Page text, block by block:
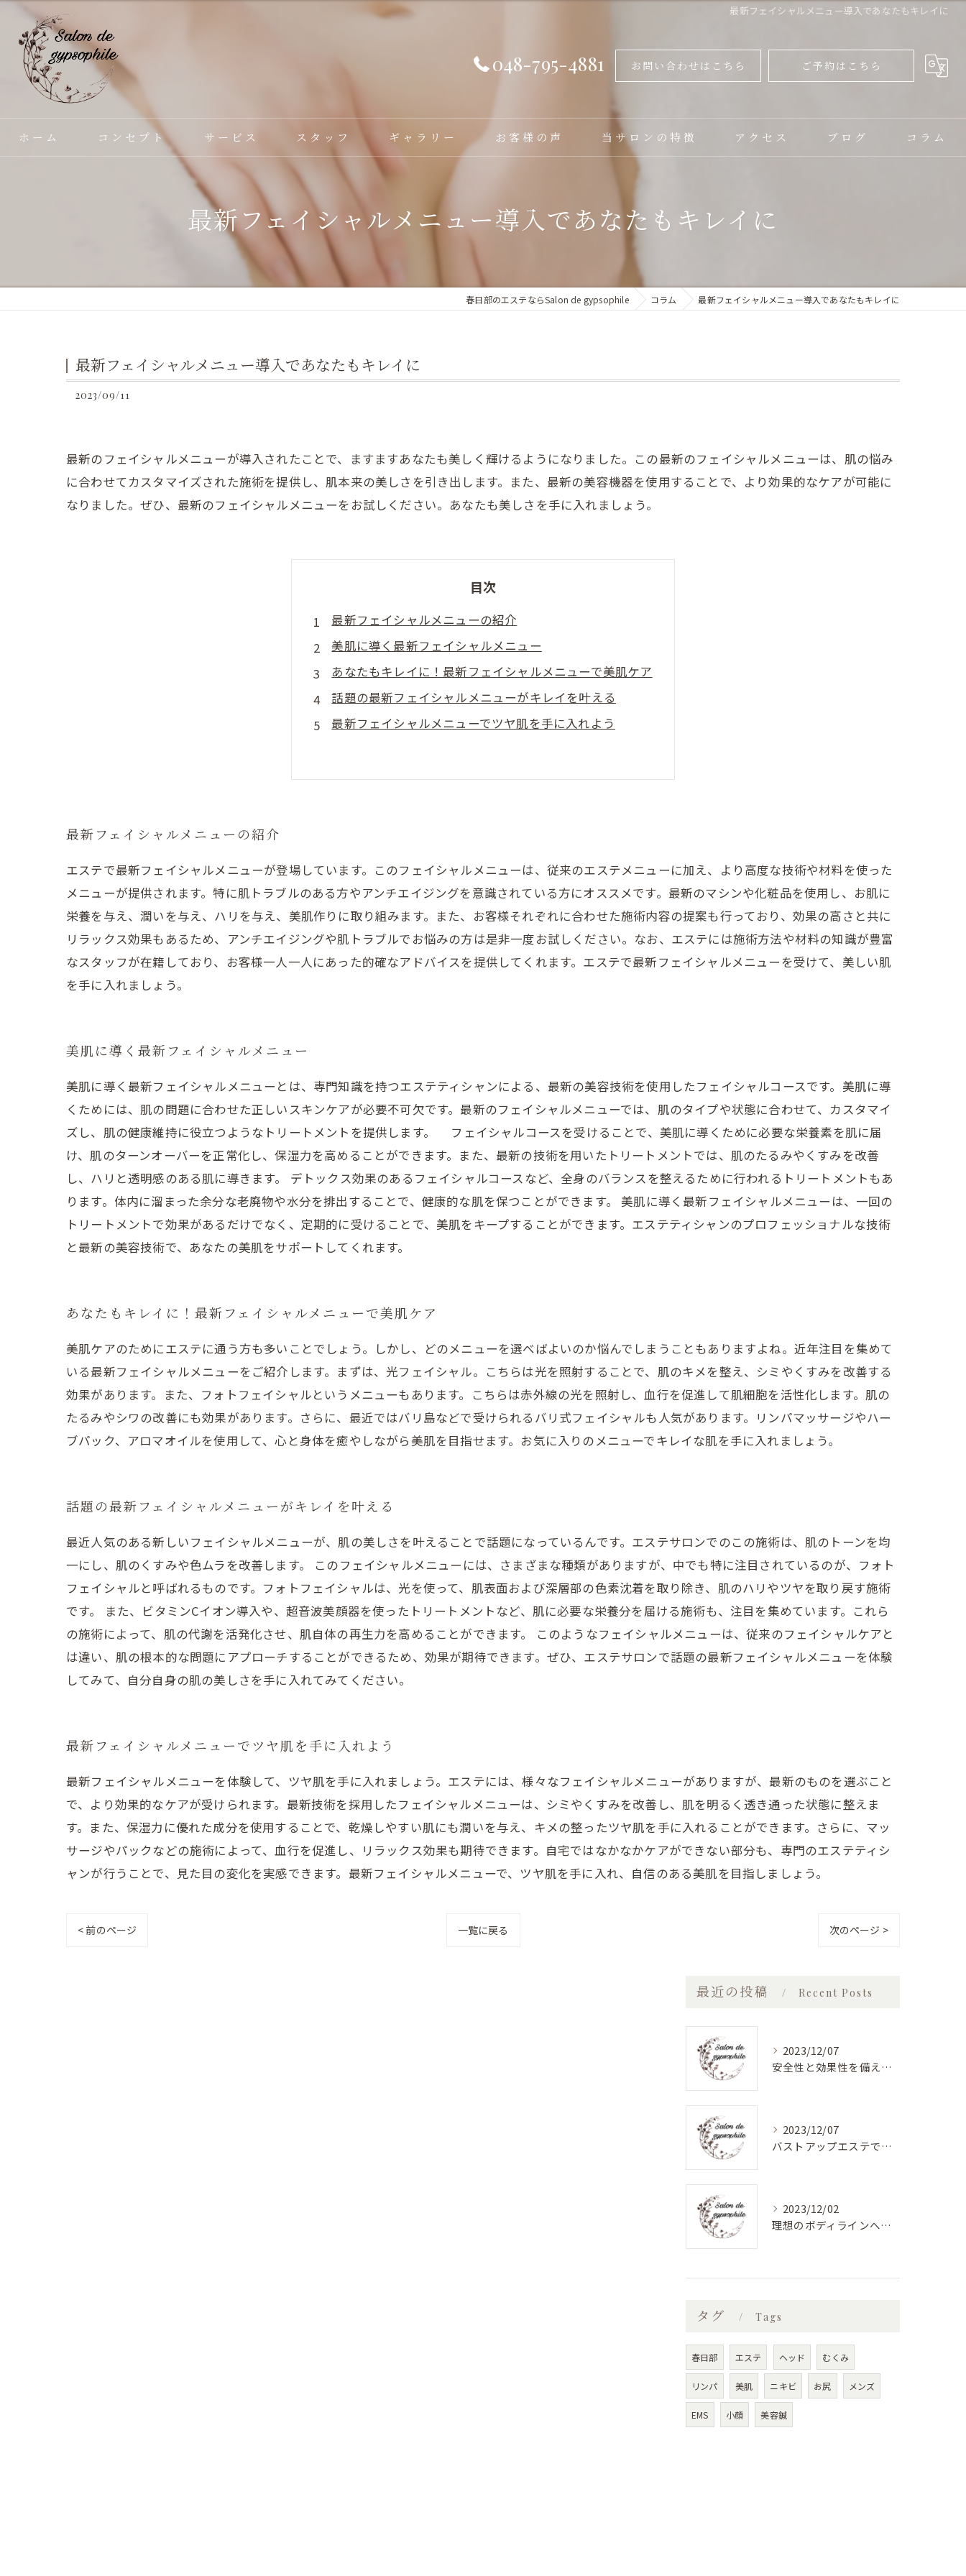
最新フェイシャルメニュー導入であなたもキレイに
048-795-4881 お問い合わせはこちら ご予約はこちら
ホーム コンセプト サービス スタッフ ギャラリー お客様の声 当サロンの特徴
バストアップ
毛穴洗浄
アクセス ブログ コラム
最新フェイシャルメニュー導入であなたもキレイに
春日部のエステならSalon de gypsophile コラム 最新フェイシャルメニュー導入であなたもキレイに
最新フェイシャルメニュー導入であなたもキレイに
2023/09/11
最新のフェイシャルメニューが導入されたことで、ますますあなたも美しく輝けるようになりました。この最新のフェイシャルメニューは、肌の悩み
に合わせてカスタマイズされた施術を提供し、肌本来の美しさを引き出します。また、最新の美容機器を使用することで、より効果的なケアが可能に
なりました。ぜひ、最新のフェイシャルメニューをお試しください。あなたも美しさを手に入れましょう。
目次
最新フェイシャルメニューの紹介
美肌に導く最新フェイシャルメニュー
あなたもキレイに！最新フェイシャルメニューで美肌ケア
話題の最新フェイシャルメニューがキレイを叶える
最新フェイシャルメニューでツヤ肌を手に入れよう
最新フェイシャルメニューの紹介
エステで最新フェイシャルメニューが登場しています。このフェイシャルメニューは、従来のエステメニューに加え、より高度な技術や材料を使った
メニューが提供されます。特に肌トラブルのある方やアンチエイジングを意識されている方にオススメです。最新のマシンや化粧品を使用し、お肌に
栄養を与え、潤いを与え、ハリを与え、美肌作りに取り組みます。また、お客様それぞれに合わせた施術内容の提案も行っており、効果の高さと共に
リラックス効果もあるため、アンチエイジングや肌トラブルでお悩みの方は是非一度お試しください。なお、エステには施術方法や材料の知識が豊富
なスタッフが在籍しており、お客様一人一人にあった的確なアドバイスを提供してくれます。エステで最新フェイシャルメニューを受けて、美しい肌
を手に入れましょう。
美肌に導く最新フェイシャルメニュー
美肌に導く最新フェイシャルメニューとは、専門知識を持つエステティシャンによる、最新の美容技術を使用したフェイシャルコースです。美肌に導
くためには、肌の問題に合わせた正しいスキンケアが必要不可欠です。最新のフェイシャルメニューでは、肌のタイプや状態に合わせて、カスタマイ
ズし、肌の健康維持に役立つようなトリートメントを提供します。 フェイシャルコースを受けることで、美肌に導くために必要な栄養素を肌に届
け、肌のターンオーバーを正常化し、保湿力を高めることができます。また、最新の技術を用いたトリートメントでは、肌のたるみやくすみを改善
し、ハリと透明感のある肌に導きます。 デトックス効果のあるフェイシャルコースなど、全身のバランスを整えるために行われるトリートメントもあ
ります。体内に溜まった余分な老廃物や水分を排出することで、健康的な肌を保つことができます。 美肌に導く最新フェイシャルメニューは、一回の
トリートメントで効果があるだけでなく、定期的に受けることで、美肌をキープすることができます。エステティシャンのプロフェッショナルな技術
と最新の美容技術で、あなたの美肌をサポートしてくれます。
あなたもキレイに！最新フェイシャルメニューで美肌ケア
美肌ケアのためにエステに通う方も多いことでしょう。しかし、どのメニューを選べばよいのか悩んでしまうこともありますよね。近年注目を集めて
いる最新フェイシャルメニューをご紹介します。まずは、光フェイシャル。こちらは光を照射することで、肌のキメを整え、シミやくすみを改善する
効果があります。また、フォトフェイシャルというメニューもあります。こちらは赤外線の光を照射し、血行を促進して肌細胞を活性化します。肌の
たるみやシワの改善にも効果があります。さらに、最近ではバリ島などで受けられるバリ式フェイシャルも人気があります。リンパマッサージやハー
ブパック、アロマオイルを使用して、心と身体を癒やしながら美肌を目指せます。お気に入りのメニューでキレイな肌を手に入れましょう。
話題の最新フェイシャルメニューがキレイを叶える
最近人気のある新しいフェイシャルメニューが、肌の美しさを叶えることで話題になっているんです。エステサロンでのこの施術は、肌のトーンを均
一にし、肌のくすみや色ムラを改善します。 このフェイシャルメニューには、さまざまな種類がありますが、中でも特に注目されているのが、フォト
フェイシャルと呼ばれるものです。フォトフェイシャルは、光を使って、肌表面および深層部の色素沈着を取り除き、肌のハリやツヤを取り戻す施術
です。 また、ビタミンCイオン導入や、超音波美顔器を使ったトリートメントなど、肌に必要な栄養分を届ける施術も、注目を集めています。これら
の施術によって、肌の代謝を活発化させ、肌自体の再生力を高めることができます。 このようなフェイシャルメニューは、従来のフェイシャルケアと
は違い、肌の根本的な問題にアプローチすることができるため、効果が期待できます。ぜひ、エステサロンで話題の最新フェイシャルメニューを体験
してみて、自分自身の肌の美しさを手に入れてみてください。
最新フェイシャルメニューでツヤ肌を手に入れよう
最新フェイシャルメニューを体験して、ツヤ肌を手に入れましょう。エステには、様々なフェイシャルメニューがありますが、最新のものを選ぶこと
で、より効果的なケアが受けられます。最新技術を採用したフェイシャルメニューは、シミやくすみを改善し、肌を明るく透き通った状態に整えま
す。また、保湿力に優れた成分を使用することで、乾燥しやすい肌にも潤いを与え、キメの整ったツヤ肌を手に入れることができます。さらに、マッ
サージやパックなどの施術によって、血行を促進し、リラックス効果も期待できます。自宅ではなかなかケアができない部分も、専門のエステティシ
ャンが行うことで、見た目の変化を実感できます。最新フェイシャルメニューで、ツヤ肌を手に入れ、自信のある美肌を目指しましょう。
< 前のページ 一覧に戻る 次のページ >
最近の投稿 Recent Posts
2023/12/07
安全性と効果性を備えたバストアップエステ
2023/12/07
バストアップエステで美しく健康的なバストに！最新バストケアサロン特集
2023/12/02
理想のボディラインへ！安心のバストアップエステ
タグ Tags
春日部 エステ ヘッド むくみ
リンパ 美肌 ニキビ お尻 メンズ
EMS 小顔 美容鍼